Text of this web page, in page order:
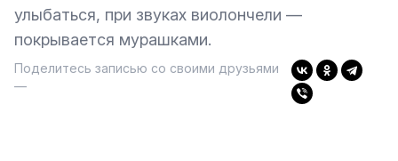
улыбаться, при звуках виолончели —
покрывается мурашками.
Поделитесь записью со своими друзьями
—